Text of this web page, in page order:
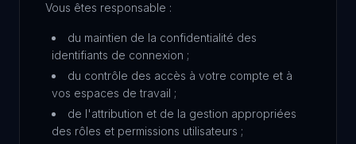
Vous êtes responsable :
du maintien de la confidentialité des
identifiants de connexion ;
du contrôle des accès à votre compte et à
vos espaces de travail ;
de l'attribution et de la gestion appropriées
des rôles et permissions utilisateurs ;